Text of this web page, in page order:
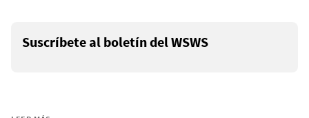
Suscríbete al boletín del WSWS